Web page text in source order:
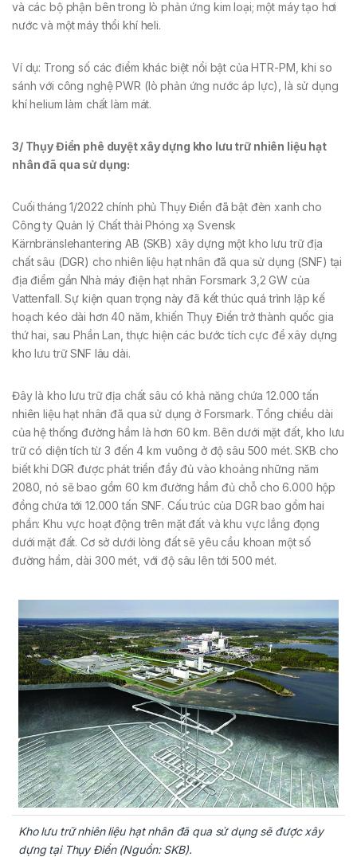
và các bộ phận bên trong lò phản ứng kim loại; một máy tạo hơi
nước và một máy thổi khí heli.
Ví dụ: Trong số các điểm khác biệt nổi bật của HTR-PM, khi so
sánh với công nghệ PWR (lò phản ứng nước áp lực), là sử dụng
khí helium làm chất làm mát.
3/ Thụy Điển phê duyệt xây dựng kho lưu trữ nhiên liệu hạt
nhân đã qua sử dụng:
Cuối tháng 1/2022 chính phủ Thụy Điển đã bật đèn xanh cho
Công ty Quản lý Chất thải Phóng xạ Svensk
Kärnbränslehantering AB (SKB) xây dựng một kho lưu trữ địa
chất sâu (DGR) cho nhiên liệu hạt nhân đã qua sử dụng (SNF) tại
địa điểm gần Nhà máy điện hạt nhân Forsmark 3,2 GW của
Vattenfall. Sự kiện quan trọng này đã kết thúc quá trình lập kế
hoạch kéo dài hơn 40 năm, khiến Thụy Điển trở thành quốc gia
thứ hai, sau Phần Lan, thực hiện các bước tích cực để xây dựng
kho lưu trữ SNF lâu dài.
Đây là kho lưu trữ địa chất sâu có khả năng chứa 12.000 tấn
nhiên liệu hạt nhân đã qua sử dụng ở Forsmark. Tổng chiều dài
của hệ thống đường hầm là hơn 60 km. Bên dưới mặt đất, kho lưu
trữ có diện tích từ 3 đến 4 km vuông ở độ sâu 500 mét. SKB cho
biết khi DGR được phát triển đầy đủ vào khoảng những năm
2080, nó sẽ bao gồm 60 km đường hầm đủ chỗ cho 6.000 hộp
đồng chứa tới 12.000 tấn SNF. Cấu trúc của DGR bao gồm hai
phần: Khu vực hoạt động trên mặt đất và khu vực lắng đọng
dưới mặt đất. Cơ sở dưới lòng đất sẽ yêu cầu khoan một số
đường hầm, dài 300 mét, với độ sâu lên tới 500 mét.
Kho lưu trữ nhiên liệu hạt nhân đã qua sử dụng sẽ được xây
dựng tại Thụy Điển (Nguồn: SKB).